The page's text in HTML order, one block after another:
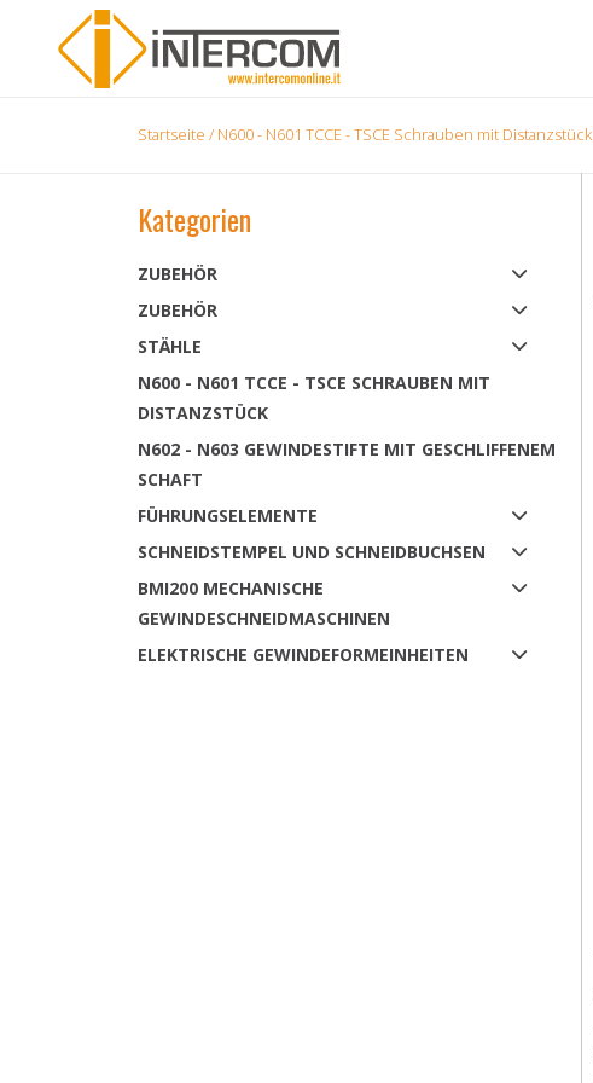
Startseite / N600 - N601 TCCE - TSCE Schrauben mit Distanzstück
Kategorien
ZUBEHÖR
ZUBEHÖR
STÄHLE
N600 - N601 TCCE - TSCE SCHRAUBEN MIT
DISTANZSTÜCK
N602 - N603 GEWINDESTIFTE MIT GESCHLIFFENEM
SCHAFT
FÜHRUNGSELEMENTE
SCHNEIDSTEMPEL UND SCHNEIDBUCHSEN
BMI200 MECHANISCHE
GEWINDESCHNEIDMASCHINEN
ELEKTRISCHE GEWINDEFORMEINHEITEN